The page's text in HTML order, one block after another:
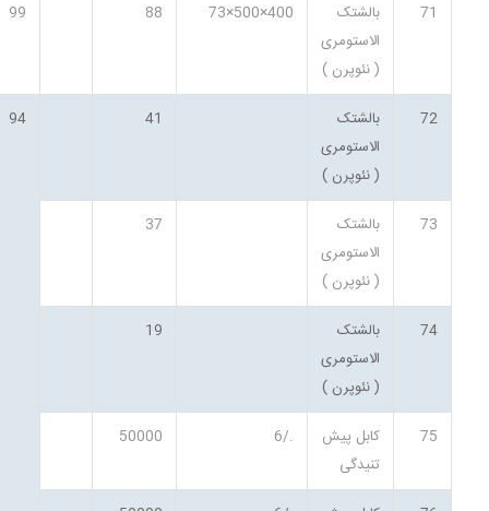
71
بالشتک
الاستومری
( نئوپرن )
400×500×73
88
99
72
بالشتک
الاستومری
( نئوپرن )
41
94
73
بالشتک
الاستومری
( نئوپرن )
37
74
بالشتک
الاستومری
( نئوپرن )
19
75
کابل پیش
تنیدگی
./6
50000